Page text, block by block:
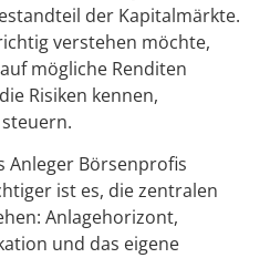
der Kapitalmärkte.
verstehen möchte,
mögliche Renditen
Risiken kennen,
Anleger Börsenprofis
ist es, die zentralen
Anlagehorizont,
und das eigene